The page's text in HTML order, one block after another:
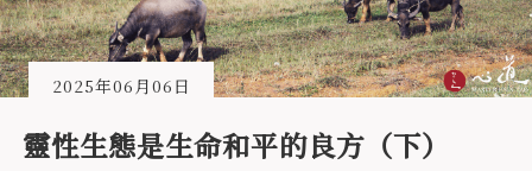
2025年06月06日
靈性生態是生命和平的良方（下）